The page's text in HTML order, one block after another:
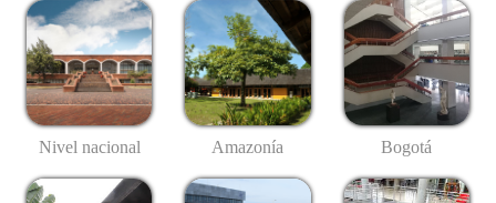
Nivel nacional Amazonía Bogotá